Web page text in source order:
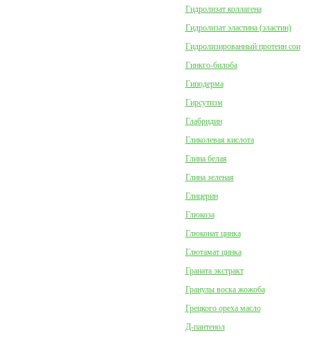
Гидролизат коллагена
Гидролизат эластина (эластин)
Гидролизированный протеин сои
Гинкго-билоба
Гиподерма
Гирсутизм
Глабридин
Гликолевая кислота
Глина белая
Глина зеленая
Глицерин
Глюкоза
Глюконат цинка
Глютамат цинка
Граната экстракт
Гранулы воска жожоба
Грецкого ореха масло
Д-пантенол